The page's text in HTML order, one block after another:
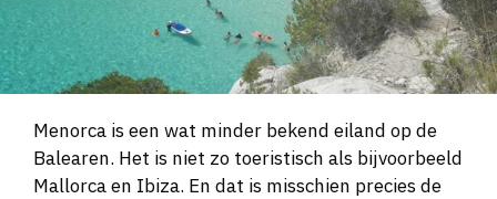
Menorca is een wat minder bekend eiland op de
Balearen. Het is niet zo toeristisch als bijvoorbeeld
Mallorca en Ibiza. En dat is misschien precies de